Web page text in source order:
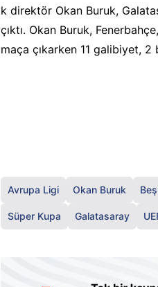
k direktör Okan Buruk,
çıktı. Okan Buruk,
maça çıkarken 11 galibiyet,
Avrupa Ligi Okan Buruk
Süper Kupa Galatasaray